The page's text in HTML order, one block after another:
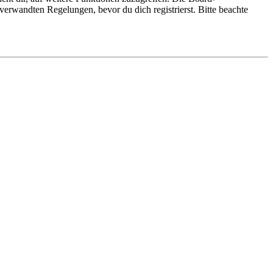
Regelungen, bevor du dich registrierst. Bitte beachte